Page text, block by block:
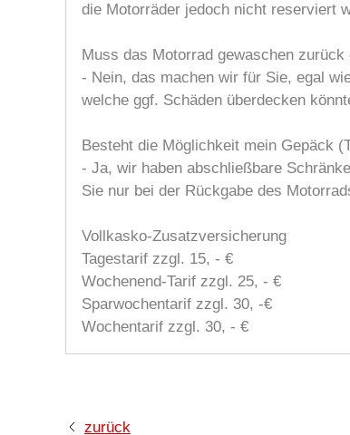
die Motorräder jedoch nicht reserviert
Muss das Motorrad gewaschen zurück
- Nein, das machen wir für Sie, egal
welche ggf. Schäden überdecken
Besteht die Möglichkeit mein Gepäck
- Ja, wir haben abschließbare
Sie nur bei der Rückgabe des
Vollkasko-Zusatzversicherung
Tagestarif zzgl. 15, - €
Wochenend-Tarif zzgl. 25, - €
Sparwochentarif zzgl. 30, -€
Wochentarif zzgl. 30, - €
zurück